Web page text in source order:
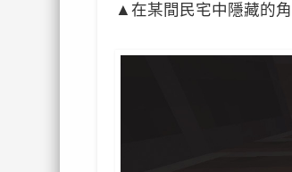
▲ 在某間民宅中隱藏的